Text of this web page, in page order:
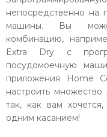
непосредственно на
машины. Вы
комбинацию,
Extra Dry с
посудомоечную
приложения Home
настроить
так, как вам
одним касанием!